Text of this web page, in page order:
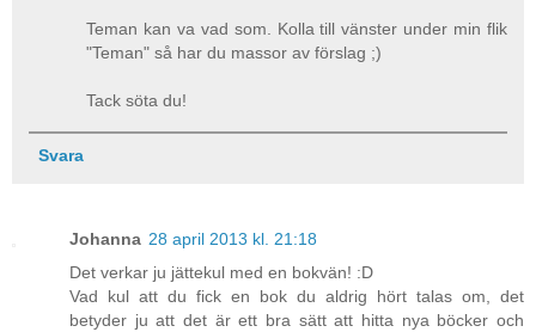
Teman kan va vad som. Kolla till vänster under min flik
"Teman" så har du massor av förslag ;)
Tack söta du!
Svara
Johanna 28 april 2013 kl. 21:18
Det verkar ju jättekul med en bokvän! :D
Vad kul att du fick en bok du aldrig hört talas om, det
betyder ju att det är ett bra sätt att hitta nya böcker och